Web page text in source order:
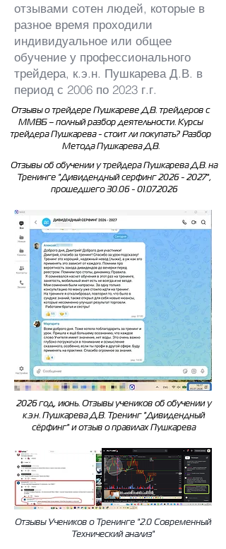
отзывами сотен людей, которые в
разное время проходили
индивидуальное или общее
обучение у профессионального
трейдера, к.э.н. Пушкарева Д.В. в
период с 2006 по 2023 г.г.
Отзывы о трейдере Пушкареве Д.В. трейдеров с
ММВБ – полный разбор деятельности. Курсы
трейдера Пушкарева - стоит ли покупать? Разбор
Метода Пушкарева Д.В.
Отзывы об обучении у трейдера Пушкарева Д.В. на
Тренинге "Дивидендный серфинг 2026 - 2027",
прошедшего 30.06 - 01.07.2026
2026 год, июнь. Отзывы учеников об обучении у
к.э.н. Пушкарева Д.В. Тренинг "Дивидендный
сёрфинг" и отзыв о правилах Пушкарева
Отзывы Учеников о Тренинге "2.0 Современный
Технический анализ"